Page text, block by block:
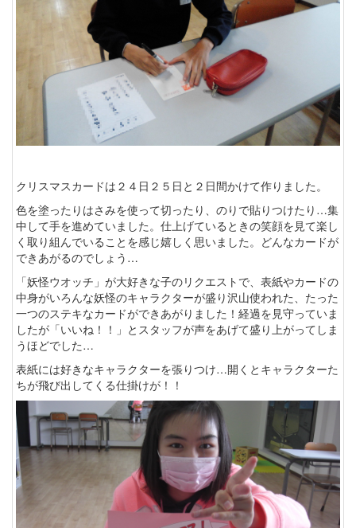
クリスマスカードは２４日２５日と２日間かけて作りました。
色を塗ったりはさみを使って切ったり、のりで貼りつけたり…集
中して手を進めていました。仕上げているときの笑顔を見て楽し
く取り組んでいることを感じ嬉しく思いました。どんなカードが
できあがるのでしょう…
「妖怪ウオッチ」が大好きな子のリクエストで、表紙やカードの
中身がいろんな妖怪のキャラクターが盛り沢山使われた、たった
一つのステキなカードができあがりました！経過を見守っていま
したが「いいね！！」とスタッフが声をあげて盛り上がってしま
うほどでした…
表紙には好きなキャラクターを張りつけ…開くとキャラクターた
ちが飛び出してくる仕掛けが！！